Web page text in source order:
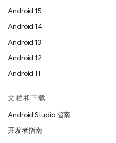
Android 15
Android 14
Android 13
Android 12
Android 11
文档和下载
Android Studio 指南
开发者指南